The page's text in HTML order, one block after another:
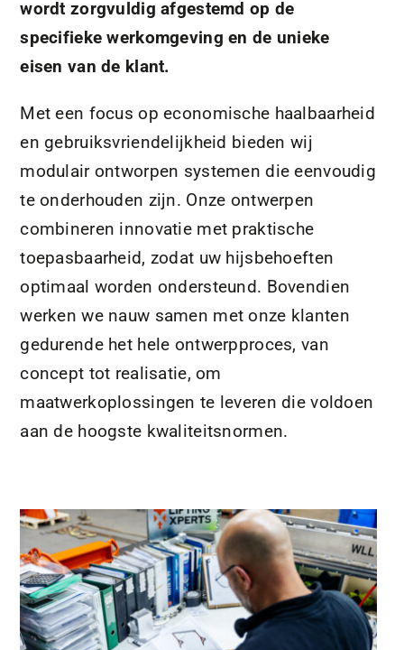
wordt zorgvuldig afgestemd op de
specifieke werkomgeving en de unieke
eisen van de klant.
Met een focus op economische haalbaarheid
en gebruiksvriendelijkheid bieden wij
modulair ontworpen systemen die eenvoudig
te onderhouden zijn. Onze ontwerpen
combineren innovatie met praktische
toepasbaarheid, zodat uw hijsbehoeften
optimaal worden ondersteund. Bovendien
werken we nauw samen met onze klanten
gedurende het hele ontwerpproces, van
concept tot realisatie, om
maatwerkoplossingen te leveren die voldoen
aan de hoogste kwaliteitsnormen.